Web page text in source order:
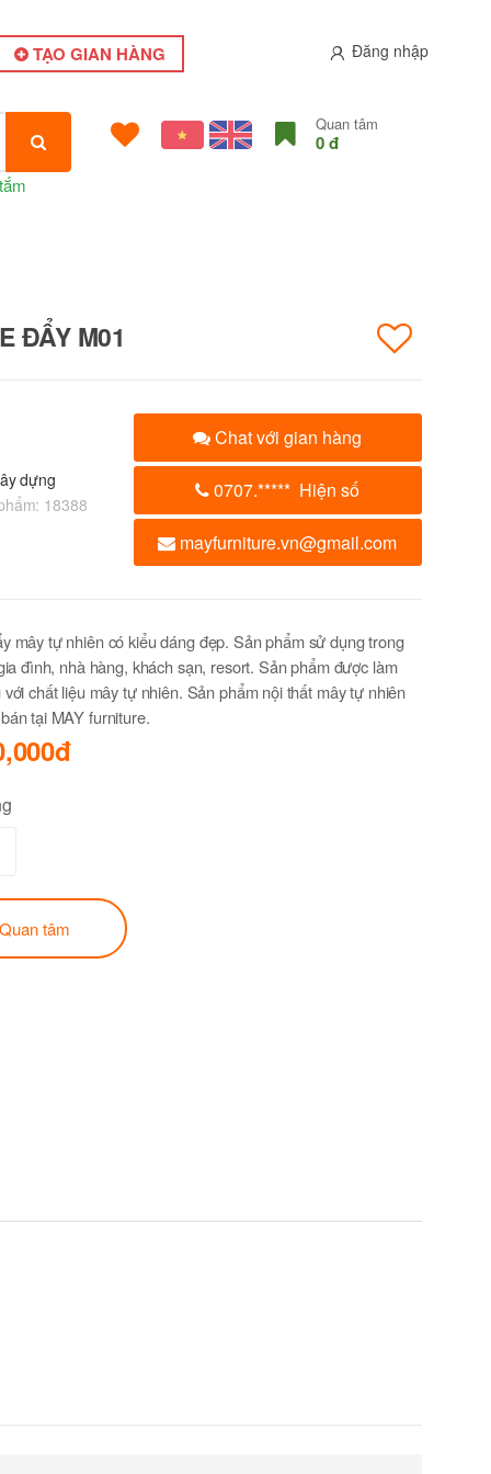
TẠO GIAN HÀNG Đăng nhập
Quan tâm
0 đ
ĐẨY M01
dựng
18388
Chat với gian hàng
0707.***** Hiện số
mayfurniture.vn@gmail.com
mây tự nhiên có kiểu dáng đẹp. Sản phẩm sử dụng trong
đình, nhà hàng, khách sạn, resort. Sản phẩm được làm
với chất liệu mây tự nhiên. Sản phẩm nội thất mây tự nhiên
tại MAY furniture.
Quan tâm